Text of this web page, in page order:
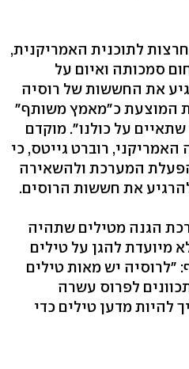
לתוכנית האמריקנית,
סמכותה ואיום על
את החששות של רוסיה
המוצעת כ"מאמץ משותף"
על כולנו". מוקדם
רוברט גייטס, כי
המערכת ולהשאירה
את חששות הרוסים.
הגנה מטילים שתהיה
מיועדת להגן על טילים
"לרוסיה יש מאות טילים
לפרוס עשרה
להיות מדען טילים כדי